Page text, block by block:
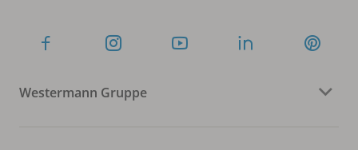
Westermann Gruppe